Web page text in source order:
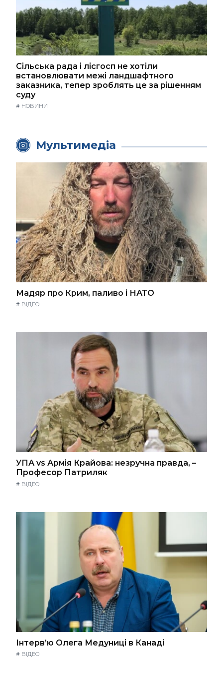
Сільська рада і лісгосп не хотіли
встановлювати межі ландшафтного
заказника, тепер зроблять це за рішенням
суду
# НОВИНИ
Мультимедіа
Мадяр про Крим, паливо і НАТО
# ВІДЕО
УПА vs Армія Крайова: незручна правда, –
Професор Патриляк
# ВІДЕО
Інтерв’ю Олега Медуниці в Канаді
# ВІДЕО